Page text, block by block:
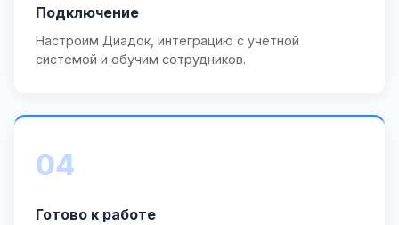
Подключение
Настроим Диадок, интеграцию с учётной
системой и обучим сотрудников.
04
Готово к работе